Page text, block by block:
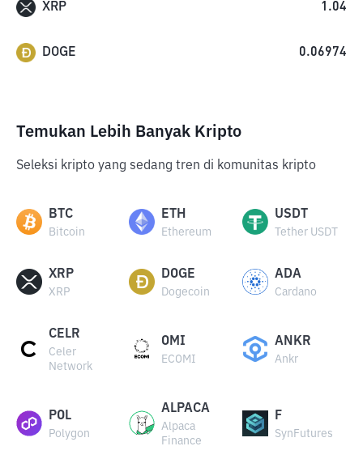
XRP 1.04
DOGE 0.06974
Temukan Lebih Banyak Kripto
Seleksi kripto yang sedang tren di komunitas kripto
BTC
Bitcoin
ETH
Ethereum
USDT
Tether USDT
XRP
XRP
DOGE
Dogecoin
ADA
Cardano
CELR
Celer
Network
OMI
ECOMI
ANKR
Ankr
POL
Polygon
ALPACA
Alpaca
Finance
F
SynFutures